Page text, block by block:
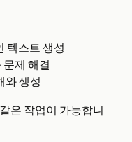
텍스트 생성
제 해결
와 생성
은 작업이 가능합니